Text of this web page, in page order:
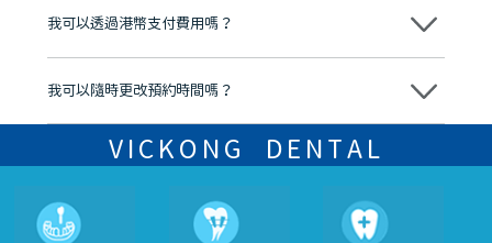
我可以透過港幣支付費用嗎？
可以。維港口腔會按照當日匯率轉算收取費用，而匯率會及時告知客人
我可以隨時更改預約時間嗎？
可以，請盡早通過wechat或whatsapp聯絡我們，告知我們你原本預約
的時間及資料，並且重新預約的日期及時段
VICKONG DENTAL